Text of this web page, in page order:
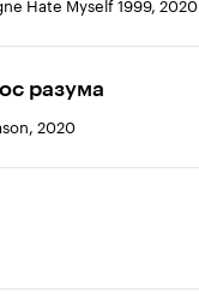
разума
2020